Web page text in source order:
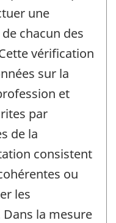
une
chacun des
vérification
sur la
et
par
de la
consistent
ou
les
la mesure